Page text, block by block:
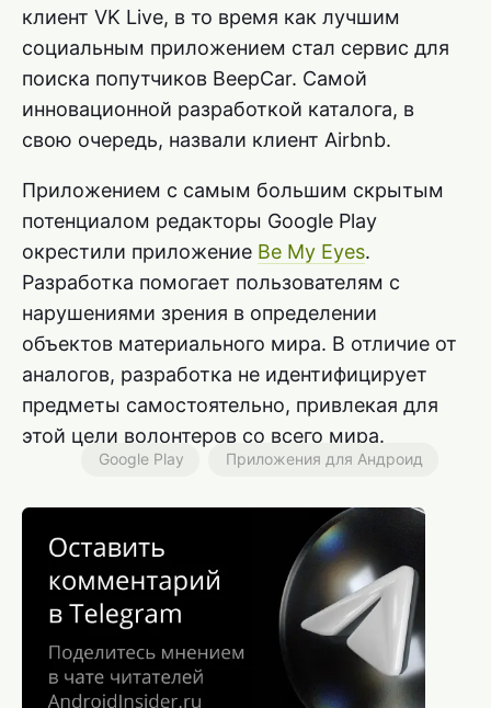
клиент VK Live, в то время как лучшим
социальным приложением стал сервис для
поиска попутчиков BeepCar. Самой
инновационной разработкой каталога, в
свою очередь, назвали клиент Airbnb.
Приложением с самым большим скрытым
потенциалом редакторы Google Play
окрестили приложение Be My Eyes.
Разработка помогает пользователям с
нарушениями зрения в определении
объектов материального мира. В отличие от
аналогов, разработка не идентифицирует
предметы самостоятельно, привлекая для
этой цели волонтеров со всего мира.
Google Play Приложения для Андроид